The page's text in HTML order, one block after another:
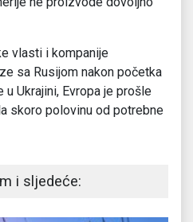
vlasti i kompanije
sa Rusijom nakon početka
Ukrajini, Evropa je prošle
skoro polovinu od potrebne
i sljedeće: